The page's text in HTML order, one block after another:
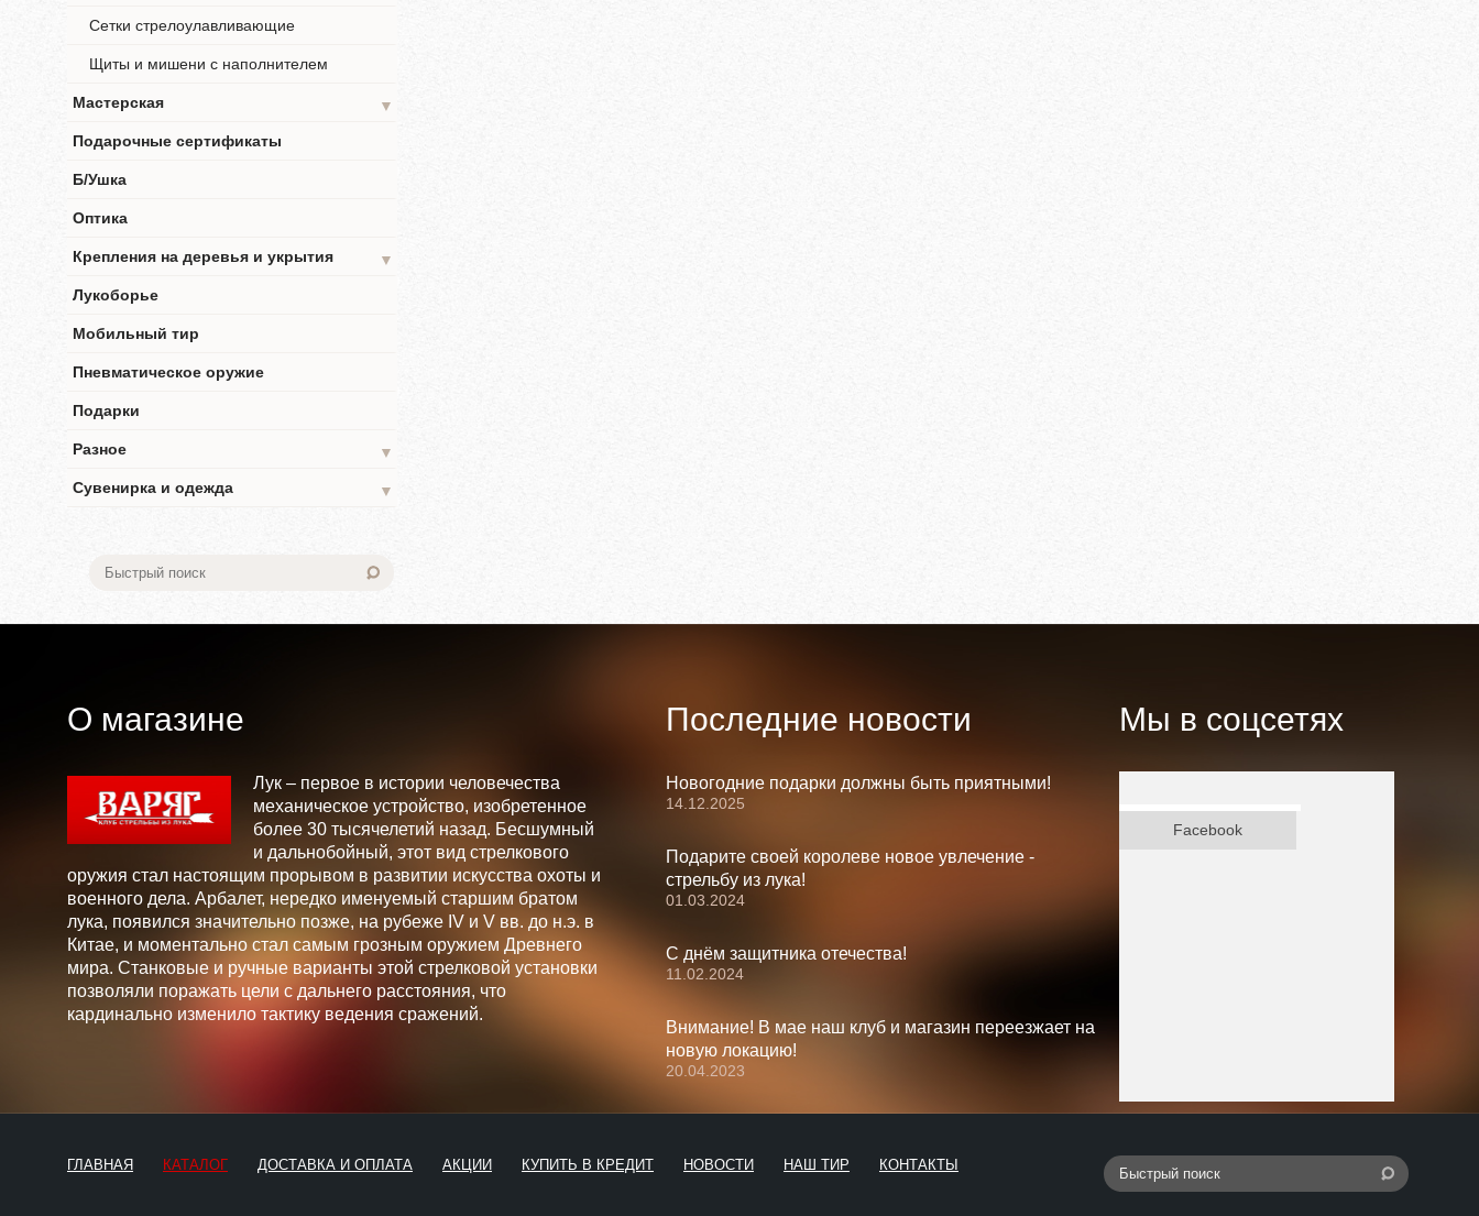
Сетки стрелоулавливающие
Щиты и мишени с наполнителем
Мастерская
▼
Подарочные сертификаты
Б/Ушка
Оптика
Крепления на деревья и укрытия
▼
Лукоборье
Мобильный тир
Пневматическое оружие
Подарки
Разное
▼
Сувенирка и одежда
▼
О магазине
Лук – первое в истории человечества
механическое устройство, изобретенное
более 30 тысячелетий назад. Бесшумный
и дальнобойный, этот вид стрелкового
оружия стал настоящим прорывом в развитии искусства охоты и
военного дела. Арбалет, нередко именуемый старшим братом
лука, появился значительно позже, на рубеже IV и V вв. до н.э. в
Китае, и моментально стал самым грозным оружием Древнего
мира. Станковые и ручные варианты этой стрелковой установки
позволяли поражать цели с дальнего расстояния, что
кардинально изменило тактику ведения сражений.
Последние новости
Новогодние подарки должны быть приятными!
14.12.2025
Подарите своей королеве новое увлечение -
стрельбу из лука!
01.03.2024
С днём защитника отечества!
11.02.2024
Внимание! В мае наш клуб и магазин переезжает на
новую локацию!
20.04.2023
Мы в соцсетях
Facebook
ГЛАВНАЯ КАТАЛОГ ДОСТАВКА И ОПЛАТА АКЦИИ КУПИТЬ В КРЕДИТ НОВОСТИ НАШ ТИР КОНТАКТЫ